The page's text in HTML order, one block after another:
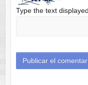
Type the text